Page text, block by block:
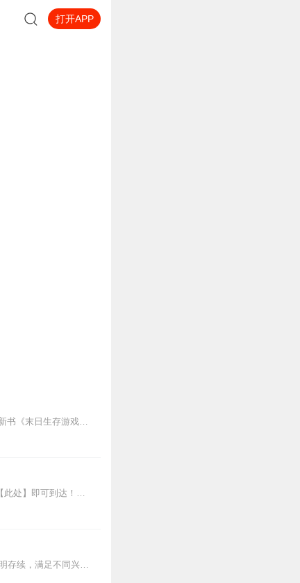
打开APP
内容简介【末世天灾+捡垃圾+囤货+系统+扮猪吃老虎+女强+最强宠物+单元副本】主播想说：新书《末日生存游戏》起点高分爽文，非常爽的女频科幻，女主进入游戏副本挣...
【重磅推荐】：《权力巅峰》多人演译官场扣人心弦的几十次风云升迁数千场明争暗斗，点击【此处】即可到达！【上新推荐】：身世神秘的特工邀请你来听他失忆后如何经历重重磨...
亮点特色：·典覆盖广：横跨《日本沉没》《僵尸世界大战》等20部多元题材，从末日逃生到文明存续，满足不同兴趣。·双效提升：既解析科幻叙事逻辑助力写作，又拆解危...